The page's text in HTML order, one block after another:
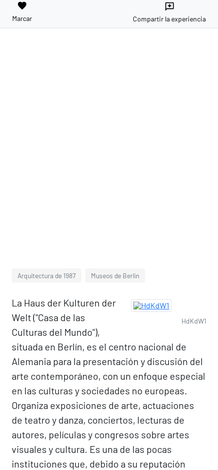
favorite
Marcar
reviews
Compartir la experiencia
Arquitectura de 1987 Museos de Berlín
HdKdW1
La Haus der Kulturen der
Welt ("Casa de las
Culturas del Mundo"),
situada en Berlín, es el centro nacional de
Alemania para la presentación y discusión del
arte contemporáneo, con un enfoque especial
en las culturas y sociedades no europeas.
Organiza exposiciones de arte, actuaciones
de teatro y danza, conciertos, lecturas de
autores, películas y congresos sobre artes
visuales y cultura. Es una de las pocas
instituciones que, debido a su reputación